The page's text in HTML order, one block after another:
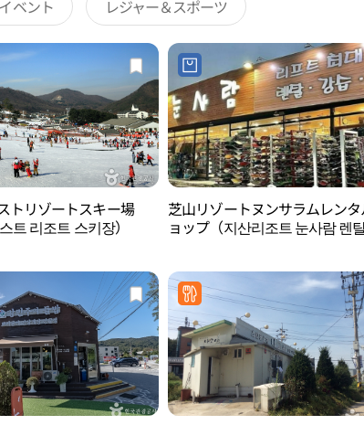
イベント レジャー＆スポーツ
トリゾートスキー場
트 리조트 스키장）
芝山リゾートヌンサラムレン
ョップ（지산리조트 눈사람 렌탈